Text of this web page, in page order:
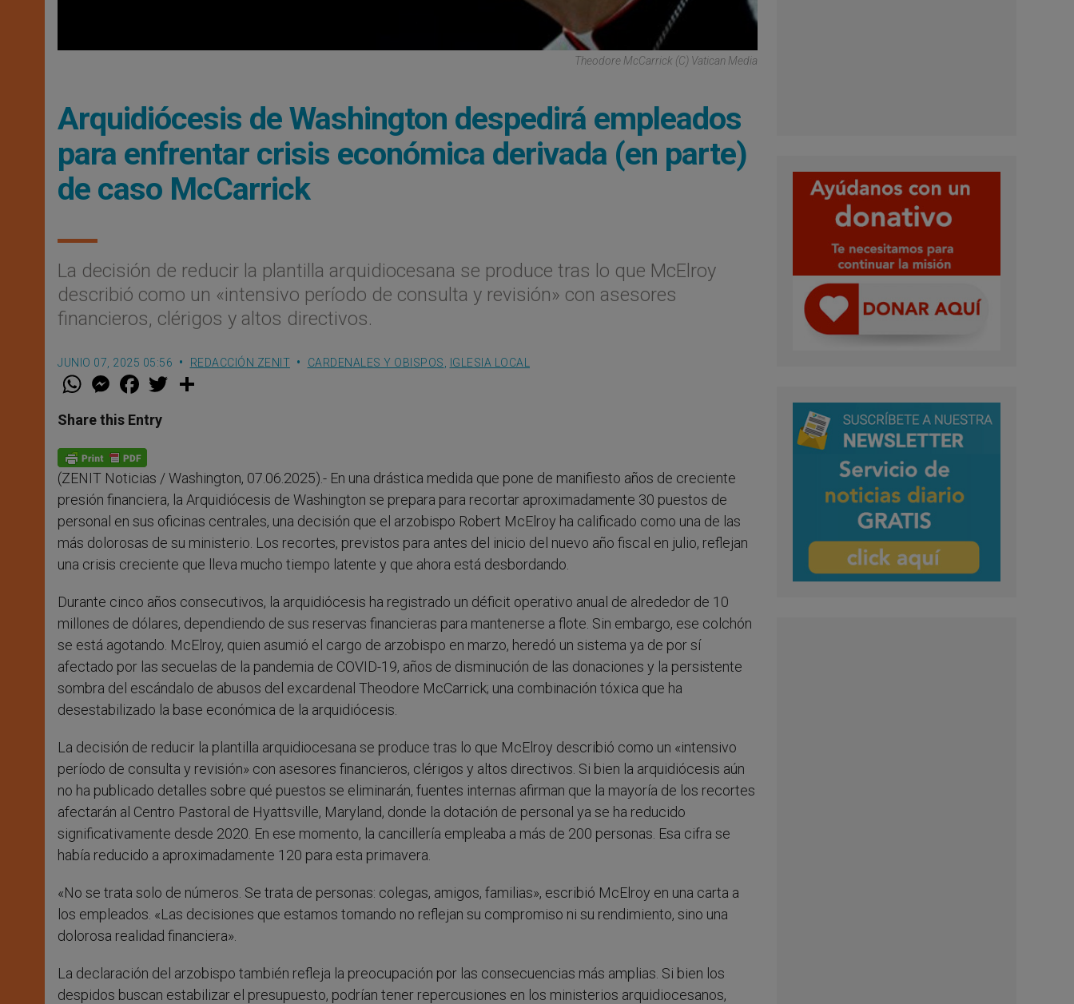
Theodore McCarrick (C) Vatican Media
Arquidiócesis de Washington despedirá empleados
para enfrentar crisis económica derivada (en parte)
de caso McCarrick
La decisión de reducir la plantilla arquidiocesana se produce tras lo que McElroy
describió como un «intensivo período de consulta y revisión» con asesores
financieros, clérigos y altos directivos.
JUNIO 07, 2025 05:56 REDACCIÓN ZENIT CARDENALES Y OBISPOS IGLESIA LOCAL
W
t
s
p
p
M
e
s
e
g
e
r
F
a
e
b
o
k
w
Share this Entry
(ZENIT Noticias / Washington, 07.06.2025).- En una drástica medida que pone de manifiesto años de creciente
presión financiera, la Arquidiócesis de Washington se prepara para recortar aproximadamente 30 puestos de
personal en sus oficinas centrales, una decisión que el arzobispo Robert McElroy ha calificado como una de las
más dolorosas de su ministerio. Los recortes, previstos para antes del inicio del nuevo año fiscal en julio, reflejan
una crisis creciente que lleva mucho tiempo latente y que ahora está desbordando.
Durante cinco años consecutivos, la arquidiócesis ha registrado un déficit operativo anual de alrededor de 10
millones de dólares, dependiendo de sus reservas financieras para mantenerse a flote. Sin embargo, ese colchón
se está agotando. McElroy, quien asumió el cargo de arzobispo en marzo, heredó un sistema ya de por sí
afectado por las secuelas de la pandemia de COVID-19, años de disminución de las donaciones y la persistente
sombra del escándalo de abusos del excardenal Theodore McCarrick; una combinación tóxica que ha
desestabilizado la base económica de la arquidiócesis.
La decisión de reducir la plantilla arquidiocesana se produce tras lo que McElroy describió como un «intensivo
período de consulta y revisión» con asesores financieros, clérigos y altos directivos. Si bien la arquidiócesis aún
no ha publicado detalles sobre qué puestos se eliminarán, fuentes internas afirman que la mayoría de los recortes
afectarán al Centro Pastoral de Hyattsville, Maryland, donde la dotación de personal ya se ha reducido
significativamente desde 2020. En ese momento, la cancillería empleaba a más de 200 personas. Esa cifra se
había reducido a aproximadamente 120 para esta primavera.
«No se trata solo de números. Se trata de personas: colegas, amigos, familias», escribió McElroy en una carta a
los empleados. «Las decisiones que estamos tomando no reflejan su compromiso ni su rendimiento, sino una
dolorosa realidad financiera».
La declaración del arzobispo también refleja la preocupación por las consecuencias más amplias. Si bien los
despidos buscan estabilizar el presupuesto, podrían tener repercusiones en los ministerios arquidiocesanos,